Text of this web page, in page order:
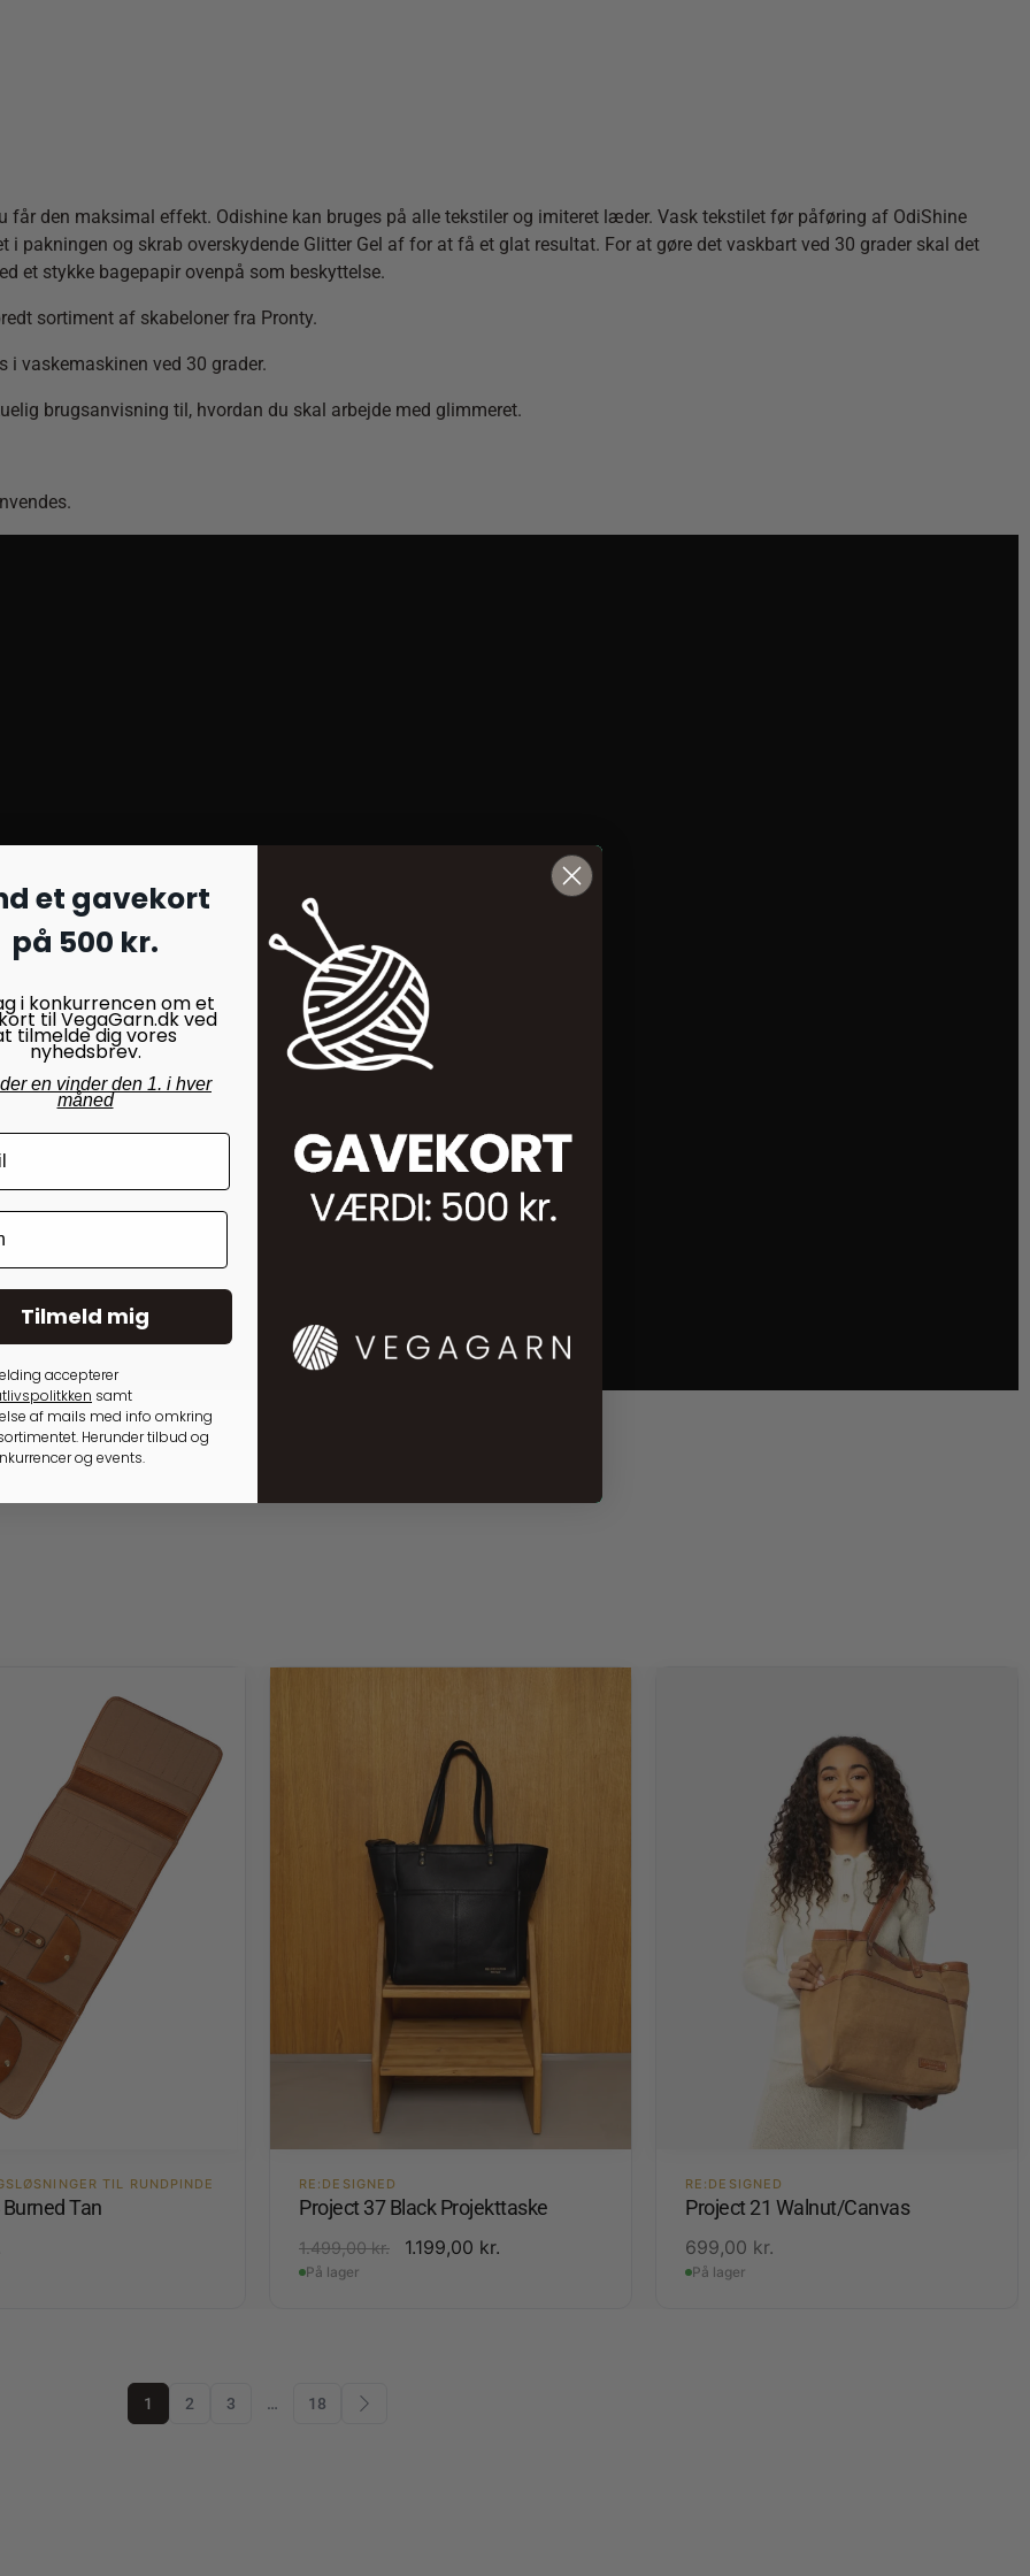
får den maksimal effekt. Odishine kan bruges på alle tekstiler og imiteret læder. Vask tekstilet før påføring af OdiShine
i pakningen og skrab overskydende Glitter Gel af for at få et glat resultat. For at gøre det vaskbart ved 30 grader skal det
et stykke bagepapir ovenpå som beskyttelse.
sortiment af skabeloner fra Pronty.
i vaskemaskinen ved 30 grader.
brugsanvisning til, hvordan du skal arbejde med glimmeret.
TIL RUNDPINDE
Tan
RE:DESIGNED
Project 37 Black Projekttaske
1.499,00kr. 1.199,00 kr.
På lager
RE:DESIGNED
Project 21 Walnut/Canvas
699,00 kr.
På lager
1 2 3 … 18
et gavekort
på 500 kr.
i konkurrencen om et
til VegaGarn.dk ved
tilmelde dig vores
nyhedsbrev.
en vinder den 1. i hver
måned
Tilmeld mig
accepterer
samt
af mails med info omkring
Herunder tilbud og
og events.